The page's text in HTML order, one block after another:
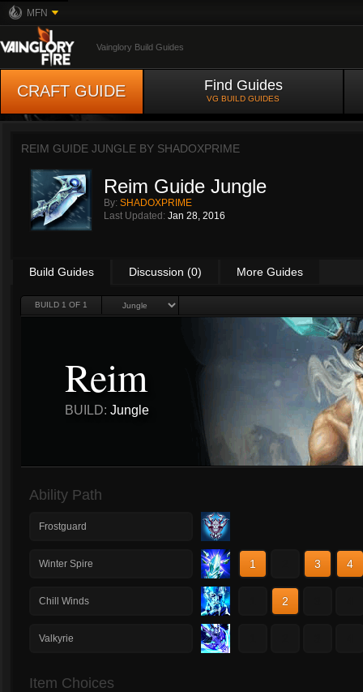
MFN
Vainglory Build Guides
CRAFT GUIDE Find Guides
VG BUILD GUIDES
REIM GUIDE JUNGLE BY SHADOXPRIME
Reim Guide Jungle
By: SHADOXPRIME
Last Updated: Jan 28, 2016
Build Guides Discussion (0) More Guides
BUILD 1 OF 1
Reim
BUILD: Jungle
Ability Path
Frostguard
Winter Spire 1 3 4
Chill Winds 2
Valkyrie
Item Choices